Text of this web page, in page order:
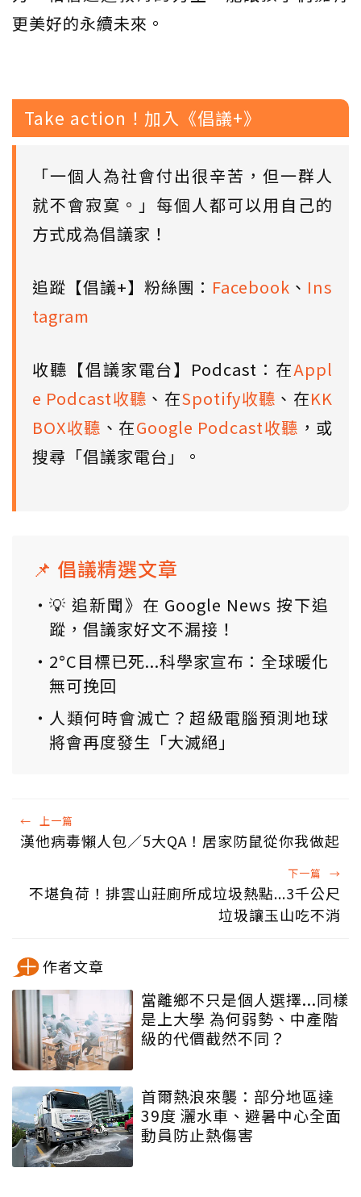
更美好的永續未來。
Take action！加入《倡議+》
「一個人為社會付出很辛苦，但一群人
就不會寂寞。」每個人都可以用自己的
方式成為倡議家！
追蹤【倡議+】粉絲團： Facebook 、 Ins
tagram
收聽【倡議家電台】Podcast：在Appl
e Podcast收聽 、在Spotify收聽 、在KK
BOX收聽 、在Google Podcast收聽 ，或
搜尋「倡議家電台」。
📌 倡議精選文章
💡 追新聞》在 Google News 按下追
蹤，倡議家好文不漏接！
2°C目標已死...科學家宣布：全球暖化
無可挽回
人類何時會滅亡？超級電腦預測地球
將會再度發生「大滅絕」
← 上一篇
漢他病毒懶人包／5大QA！居家防鼠從你我做起
下一篇 →
不堪負荷！排雲山莊廁所成垃圾熱點...3千公尺
垃圾讓玉山吃不消
作者文章
當離鄉不只是個人選擇...同樣
是上大學 為何弱勢、中產階
級的代價截然不同？
首爾熱浪來襲：部分地區達
39度 灑水車、避暑中心全面
動員防止熱傷害